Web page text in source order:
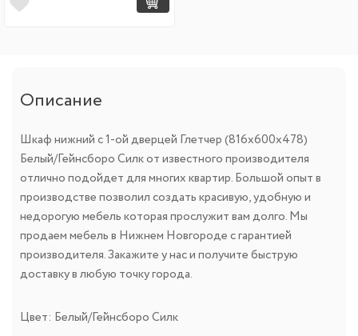
Описание
Шкаф нижний с 1-ой дверцей Глетчер (816х600х478)
Белый/Гейнсборо Силк от известного производителя
отлично подойдет для многих квартир. Большой опыт в
производстве позволил создать красивую, удобную и
недорогую мебель которая прослужит вам долго. Мы
продаем мебель в Нижнем Новгороде с гарантией
производителя. Закажите у нас и получите быструю
доставку в любую точку города.
Цвет: Белый/Гейнсборо Силк